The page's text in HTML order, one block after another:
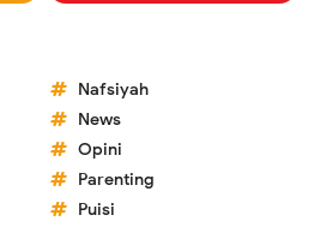
Nafsiyah
News
Opini
Parenting
Puisi